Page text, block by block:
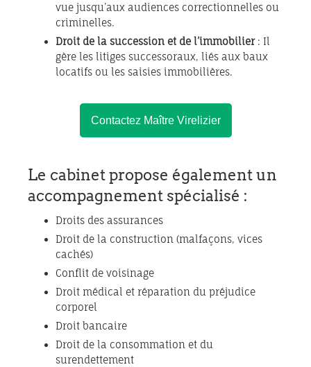
vue jusqu’aux audiences correctionnelles ou
criminelles.
Droit de la succession et de l’immobilier: Il
gère les litiges successoraux, liés aux baux
locatifs ou les saisies immobilières.
Contactez Maître Virelizier
Le cabinet propose également un
accompagnement spécialisé :
Droits des assurances
Droit de la construction (malfaçons, vices
cachés)
Conflit de voisinage
Droit médical et réparation du préjudice
corporel
Droit bancaire
Droit de la consommation et du
surendettement